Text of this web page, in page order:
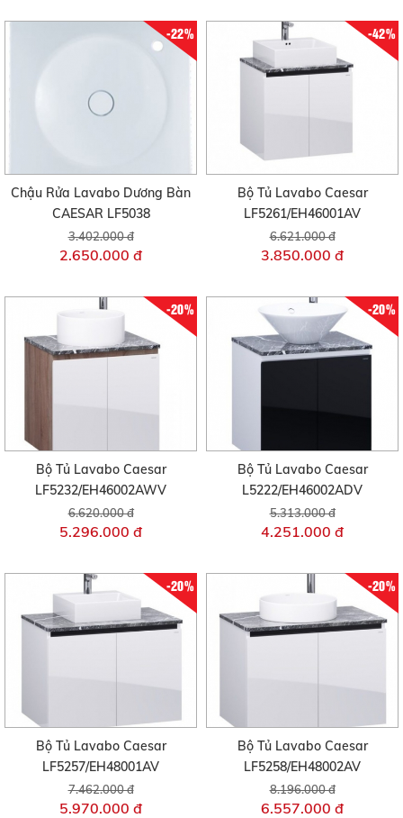
-22%
Chậu Rửa Lavabo Dương Bàn
CAESAR LF5038
3.402.000 đ
2.650.000 đ
-42%
Bộ Tủ Lavabo Caesar
LF5261/EH46001AV
6.621.000 đ
3.850.000 đ
-20%
Bộ Tủ Lavabo Caesar
LF5232/EH46002AWV
6.620.000 đ
5.296.000 đ
-20%
Bộ Tủ Lavabo Caesar
L5222/EH46002ADV
5.313.000 đ
4.251.000 đ
-20%
Bộ Tủ Lavabo Caesar
LF5257/EH48001AV
7.462.000 đ
5.970.000 đ
-20%
Bộ Tủ Lavabo Caesar
LF5258/EH48002AV
8.196.000 đ
6.557.000 đ